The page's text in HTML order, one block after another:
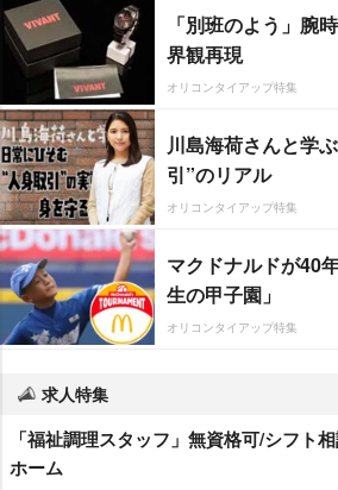
「別班のよう」腕
界観再現
オリコンタイアップ特集
川島海荷さんと学
引”のリアル
オリコンタイアップ特集
マクドナルドが40
生の甲子園」
オリコンタイアップ特集
求人特集
「福祉調理スタッフ」無資格可/シフト
ホーム